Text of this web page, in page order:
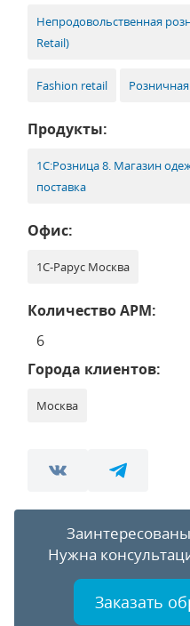
Непродовольственная
Retail)
Fashion retail
Продукты:
1С:Розница 8. Магазин
поставка
Офис:
1С-Рарус Москва
Количество АРМ:
6
Города клиентов:
Москва
Нужна
Заказать